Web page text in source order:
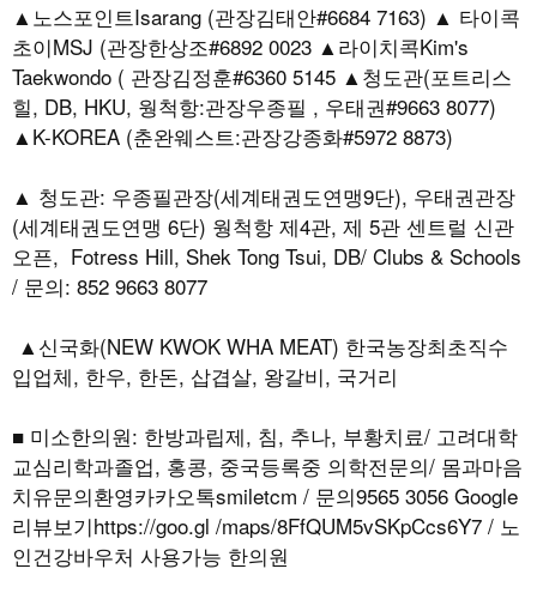
▲노스포인트Isarang (관장김태안#6684 7163) ▲ 타이콕
초이MSJ (관장한상조#6892 0023 ▲라이치콕Kim's
Taekwondo ( 관장김정훈#6360 5145 ▲청도관(포트리스
힐, DB, HKU, 웡척항:관장우종필 , 우태권#9663 8077)
▲K-KOREA (춘완웨스트:관장강종화#5972 8873)
▲ 청도관: 우종필관장(세계태권도연맹9단), 우태권관장
(세계태권도연맹 6단) 웡척항 제4관, 제 5관 센트럴 신관
오픈, Fotress Hill, Shek Tong Tsui, DB/ Clubs & Schools
/ 문의: 852 9663 8077
▲신국화(NEW KWOK WHA MEAT) 한국농장최초직수
입업체, 한우, 한돈, 삽겹살, 왕갈비, 국거리
■ 미소한의원: 한방과립제, 침, 추나, 부황치료/ 고려대학
교심리학과졸업, 홍콩, 중국등록중 의학전문의/ 몸과마음
치유문의환영카카오톡smiletcm / 문의9565 3056 Google
리뷰보기https://goo.gl /maps/8FfQUM5vSKpCcs6Y7 / 노
인건강바우처 사용가능 한의원